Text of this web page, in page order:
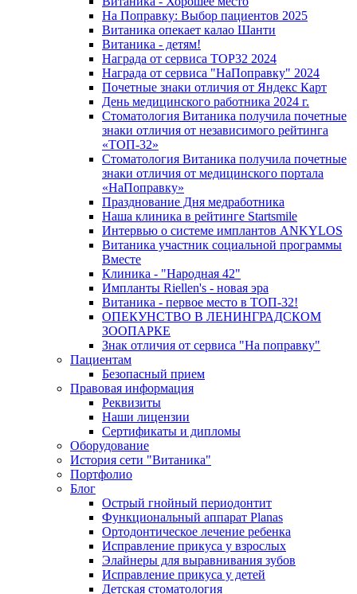
На Поправку: Выбор пациентов 2025
Витаника опекает калао Шанти
Витаника - детям!
Награда от сервиса TOP32 2024
Награда от сервиса "НаПоправку" 2024
Почетные знаки отличия от Яндекс Карт
День медицинского работника 2024 г.
Стоматология Витаника получила почетные
знаки отличия от независимого рейтинга
«ТОП-32»
Стоматология Витаника получила почетные
знаки отличия от медицинского портала
«НаПоправку»
Празднование Дня медработника
Наша клиника в рейтинге Startsmile
Интервью о системе имплантов ANKYLOS
Витаника участник социальной программы
Вместе
Клиника - "Народная 42"
Импланты Riellen's - новая эра
Витаника - первое место в ТОП-32!
ОПЕКУНСТВО В ЛЕНИНГРАДСКОМ
ЗООПАРКЕ
Знак отличия от сервиса "На поправку"
Пациентам
Безопасный прием
Правовая информация
Реквизиты
Наши лицензии
Сертификаты и дипломы
Оборудование
История сети "Витаника"
Портфолио
Блог
Острый гнойный периодонтит
Функциональный аппарат Planas
Ортодонтическое лечение ребенка
Исправление прикуса у взрослых
Элайнеры для выравнивания зубов
Исправление прикуса у детей
Детская стоматология